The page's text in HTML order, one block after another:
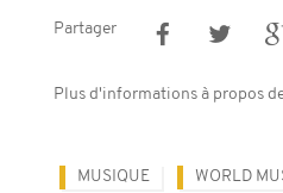
Partager
Plus d'informations à propos
MUSIQUE WORLD